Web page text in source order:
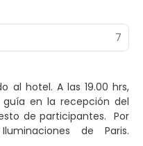
7
al hotel. A las 19.00 hrs,
en la recepción del
de participantes. Por
de Paris.